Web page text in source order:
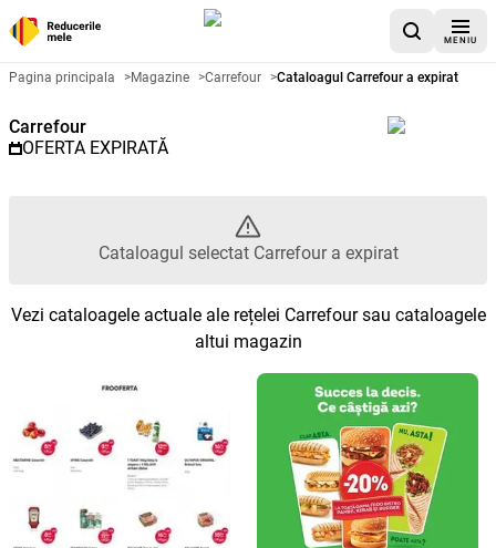
MENIU
Catalog promoțional Carrefour
Pagina principala >Magazine >Carrefour >Cataloagul Carrefour a expirat
Carrefour
OFERTA EXPIRATĂ
Cataloagul selectat Carrefour a expirat
Vezi cataloagele actuale ale rețelei Carrefour sau cataloagele
altui magazin